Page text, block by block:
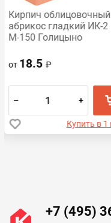
Кирпич облицовочный
абрикос гладкий ИК-2
М-150 Голицыно
от 18.5₽
– +
Купить в 1
+7 (495)